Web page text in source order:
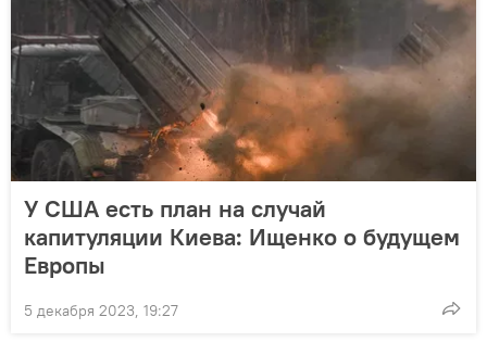
У США есть план на случай
капитуляции Киева: Ищенко о будущем
Европы
5 декабря 2023, 19:27